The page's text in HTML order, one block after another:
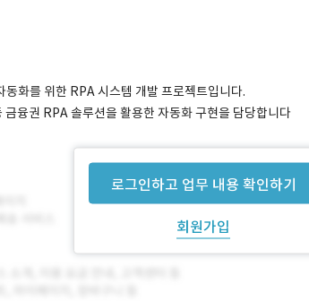
로그인하고 업무 내용 확인하기
회원가입
동화를 위한 RPA 시스템 개발 프로젝트입니다.
융권 RPA 솔루션을 활용한 자동화 구현을 담당합니다